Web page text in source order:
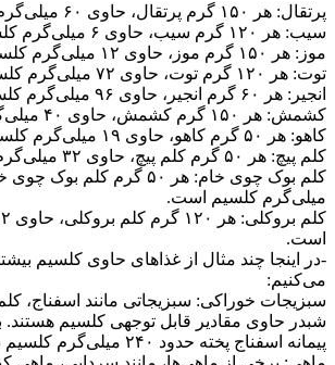
پرتقال: هر ۱۵۰ گرم پرتقال، حاوی ۶۰ میلی‌گرم کلسیم است.
سیب: هر ۱۲۰ گرم سیب، حاوی ۶ میلی‌گرم کلسیم است.
موز: هر ۱۵۰ گرم موز، حاوی ۱۲ میلی‌گرم کلسیم است.
توت: هر ۱۲۰ گرم توت، حاوی ۷۲ میلی‌گرم کلسیم است.
انجیر: هر ۶۰ گرم انجیر، حاوی ۹۶ میلی‌گرم کلسیم است.
کشمش: هر ۱۵۰ گرم کشمش، حاوی ۴۰ میلی‌گرم کلسیم است.
کاهو: هر ۵۰ گرم کاهو، حاوی ۱۹ میلی‌گرم کلسیم است.
کلم پیچ: هر ۵۰ گرم کلم پیچ، حاوی ۳۲ میلی‌گرم کلسیم است.
میلی‌گرم کلسیم است.
است.
-در اینجا چند مثال از غذاهای حاوی کلسیم
می‌کنیم:
سبزیجات خوراکی: سبزیجاتی مانند اسفناج،
پیمانه اسفناج پخته حدود ۲۴۰ میلی‌گرم کلسیم دارد.